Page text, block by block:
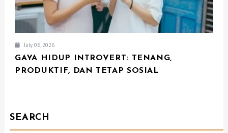
July 06, 2026
GAYA HIDUP INTROVERT: TENANG,
PRODUKTIF, DAN TETAP SOSIAL
SEARCH